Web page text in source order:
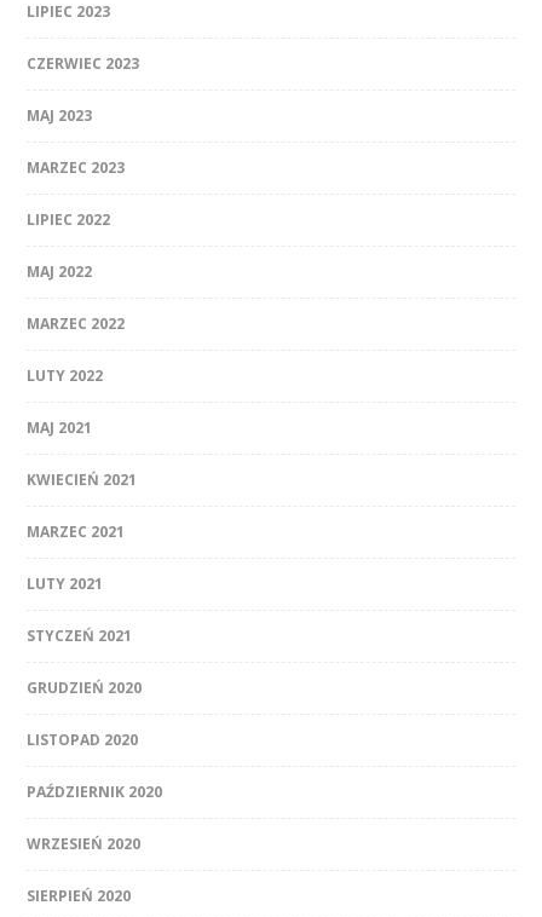
LIPIEC 2023
CZERWIEC 2023
MAJ 2023
MARZEC 2023
LIPIEC 2022
MAJ 2022
MARZEC 2022
LUTY 2022
MAJ 2021
KWIECIEŃ 2021
MARZEC 2021
LUTY 2021
STYCZEŃ 2021
GRUDZIEŃ 2020
LISTOPAD 2020
PAŹDZIERNIK 2020
WRZESIEŃ 2020
SIERPIEŃ 2020